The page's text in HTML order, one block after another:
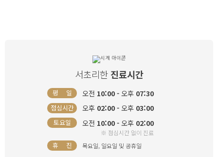
서초리한 진료시간
평 일 오전 10:00 -오후 07:30
점심시간 오후 02:00 -오후 03:00
토요일 오전 10:00 -오후 02:00
※ 점심시간 없이 진료
휴 진 목요일, 일요일 및 공휴일